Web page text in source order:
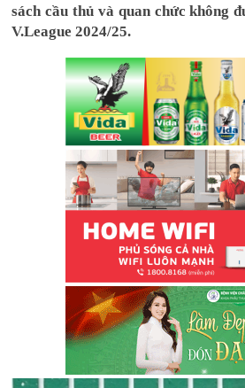
sách cầu thủ và quan chức không
V.League 2024/25.